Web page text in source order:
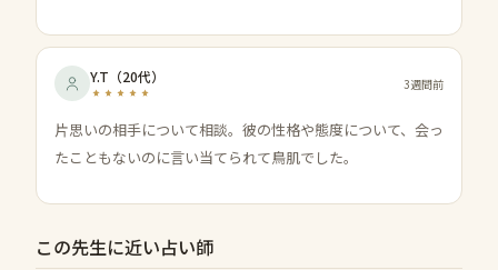
Y.T （20代） 3週間前
片思いの相手について相談。彼の性格や態度について、会っ
たこともないのに言い当てられて鳥肌でした。
この先生に近い占い師